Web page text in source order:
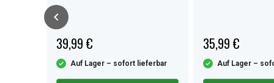
39,99 €
Auf Lager – sofort lieferbar
35,99 €
Auf Lager –